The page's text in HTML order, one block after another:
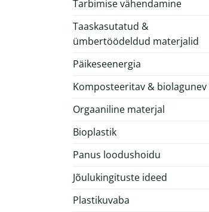
Tarbimise vähendamine
Taaskasutatud &
ümbertöödeldud materjalid
Päikeseenergia
Komposteeritav & biolagunev
Orgaaniline materjal
Bioplastik
Panus loodushoidu
Jõulukingituste ideed
Plastikuvaba
SS sangaga kruus